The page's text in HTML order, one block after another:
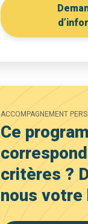
ACCOMPAGNEMENT
Ce
critères ?
nous votre